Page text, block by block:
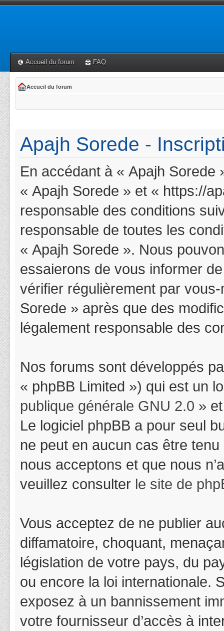
Accueil du forum FAQ
Accueil du forum
Apajh Sorede -
En accédant à « Apajh
« Apajh Sorede » et « https://
responsable des conditions
responsable de toutes les
« Apajh Sorede ». Nous
essaierons de vous informer
vérifier régulièrement par
Sorede » après que des
légalement responsable des
Nos forums sont développés
« phpBB Limited ») qui est un
publique générale GNU 2.0 »
Le logiciel phpBB a pour seul
ne peut en aucun cas être
nous acceptons et que nous
veuillez consulter le site de
Vous acceptez de ne publier
diffamatoire, choquant,
législation de votre pays, du
ou encore la loi internationale.
exposez à un bannissement
votre fournisseur d’accès à